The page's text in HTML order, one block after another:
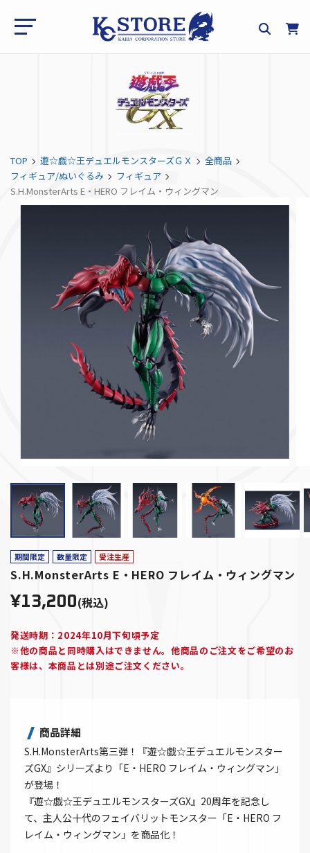
TOP 遊☆戯☆王デュエルモンスターズＧＸ
全商品
フィギュア/ぬいぐるみ
フィギュア
S.H.MonsterArts E・HERO フレイム・ウィングマン
期間限定 数量限定 受注生産
S.H.MonsterArts E・HERO フレイム・ウィングマン
¥13,200(税込)
発送時期：2024年10月下旬頃予定
※他の商品と同時購入はできません。他商品のご注文をご希望のお
客様は、本商品とは別途ご注文ください。
商品詳細
S.H.MonsterArts第三弾！『遊☆戯☆王デュエルモンスター
ズGX』シリーズより「E・HERO フレイム・ウィングマン」
が登場！
『遊☆戯☆王デュエルモンスターズGX』20周年を記念し
て、主人公十代のフェイバリットモンスター「E・HERO フ
レイム・ウィングマン」を商品化！